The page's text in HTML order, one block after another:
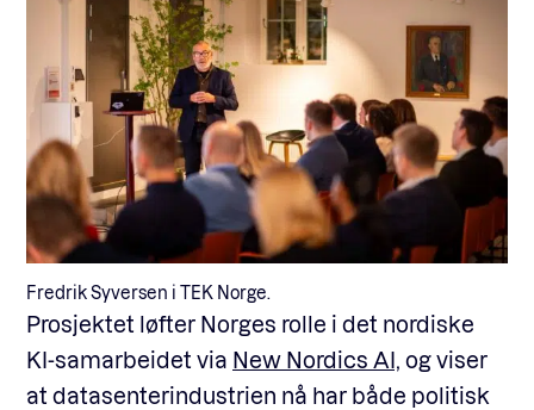
Fredrik Syversen i TEK Norge.
Prosjektet løfter Norges rolle i det nordiske
KI-samarbeidet via New Nordics AI, og viser
at datasenterindustrien nå har både politisk